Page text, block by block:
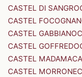
CASTEL DI SANGRO
CASTEL
CASTEL GABBIANO
CASTEL GOFFREDO
CASTEL MADAMA
CASTEL MORRONE